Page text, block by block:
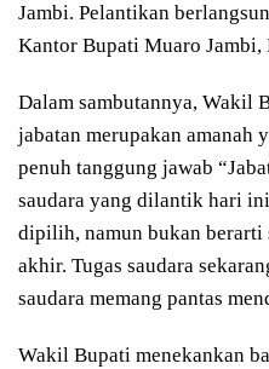
Jambi. Pelantikan
Kantor Bupati Muaro Jambi,
Dalam sambutannya, Wakil
jabatan merupakan amanah
penuh tanggung jawab
saudara yang dilantik hari
dipilih, namun bukan
akhir. Tugas saudara
saudara memang pantas
Wakil Bupati menekankan